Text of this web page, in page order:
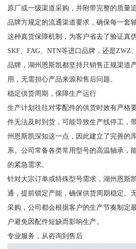
原厂或一级渠道采购，并附带完整的质量
品牌方规定的流通渠道要求，确保每一套
这种真货保障机制，为客户省去了验证真
SKF、FAG、NTN等进口品牌，还是ZWZ
品牌，湖州恩斯凯都坚持只销售正规渠道
用，无需担心产品来源和售后问题。
稳定供货周期，保障生产运行
生产计划往往对零配件的供货时效有严格
件无法及时到货，可能导致生产线停工，
州恩斯凯深知这一点，因此建立了完善的
系。公司常备各类常用型号的高温轴承，
的紧急需求。
针对大宗订单或特殊型号需求，湖州恩斯
通，提前锁定产能，确保供货周期稳定。
采购，公司都会根据客户的生产节奏制定
户避免因配件短缺而影响生产。
专业服务，从咨询到售后